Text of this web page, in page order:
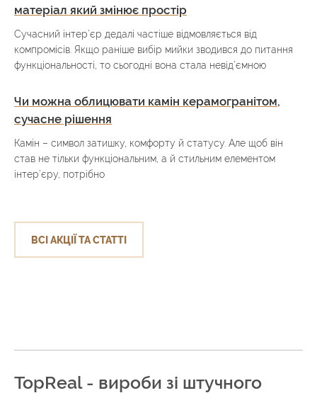
матеріал який змінює простір
Сучасний інтер’єр дедалі частіше відмовляється від
компромісів. Якщо раніше вибір мийки зводився до питання
функціональності, то сьогодні вона стала невід’ємною
Чи можна облицювати камін керамогранітом,
сучасне рішення
Камін – символ затишку, комфорту й статусу. Але щоб він
став не тільки функціональним, а й стильним елементом
інтер’єру, потрібно
ВСІ АКЦІЇ ТА СТАТТІ
TopReal - вироби зі штучного